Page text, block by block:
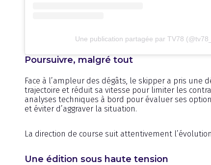
Une publication partagée par TV78
Poursuivre, malgré tout
Face à l’ampleur des dégâts, le skipper a pris une
trajectoire et réduit sa vitesse pour limiter les
analyses techniques à bord pour évaluer ses
et éviter d’aggraver la situation.
La direction de course suit attentivement
Une édition sous haute tension